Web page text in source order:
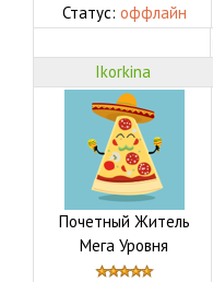
Статус: оффлайн
Ikorkina
Почетный Житель
Мега Уровня